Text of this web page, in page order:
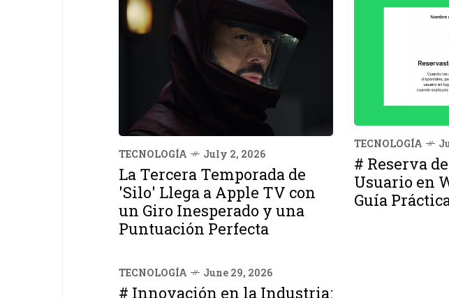
TECNOLOGÍA July 2, 2026
La Tercera Temporada de
'Silo' Llega a Apple TV con
un Giro Inesperado y una
Puntuación Perfecta
TECNOLOGÍA
# Reserva
Usuario en
Guía
TECNOLOGÍA June 29, 2026
# Innovación en la Industria: